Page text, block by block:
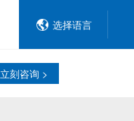
选择语言
立刻咨询 >